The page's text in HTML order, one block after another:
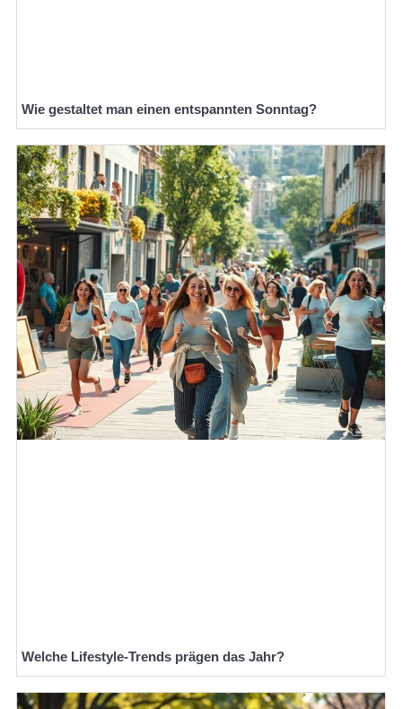
Wie gestaltet man einen entspannten Sonntag?
Welche Lifestyle-Trends prägen das Jahr?